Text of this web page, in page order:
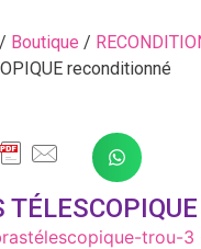
/ Boutique /
reconditionné
trou-3